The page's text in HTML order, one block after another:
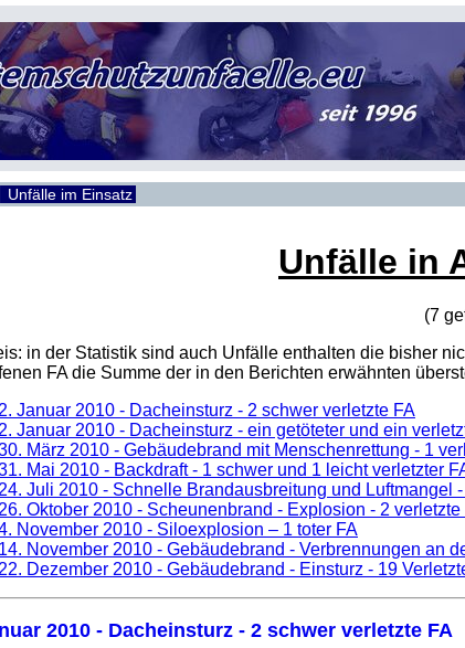
Unfälle im Einsatz
Unfälle in
(7
in der Statistik sind auch Unfälle enthalten die bisher
FAdie Summe der in den Berichten erwähnten
2. Januar 2010 - Dacheinsturz - 2 schwer verletzte FA
2. Januar 2010 - Dacheinsturz - ein getöteter und ein
März 2010 - Gebäudebrand mit Menschenrettung - 1
Mai 2010 - Backdraft - 1 schwer und 1 leicht verletzter
24. Juli 2010 - Schnelle Brandausbreitung und Luftmangel
26. Oktober 2010 - Scheunenbrand - Explosion - 2 verletzte
November 2010 - Siloexplosion – 1 toter FA
14. November 2010 - Gebäudebrand - Verbrennungen an
22. Dezember 2010 - Gebäudebrand - Einsturz - 19
2010 - Dacheinsturz - 2 schwer verletzte FA